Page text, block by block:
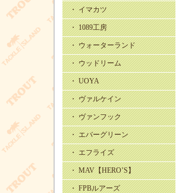
・ イマカツ
・ 1089工房
・ ウォーターランド
・ ウッドリーム
・ UOYA
・ ヴァルケイン
・ ヴァンフック
・ エバーグリーン
・ エフライズ
・ MAV【HERO’S】
・ FPBルアーズ